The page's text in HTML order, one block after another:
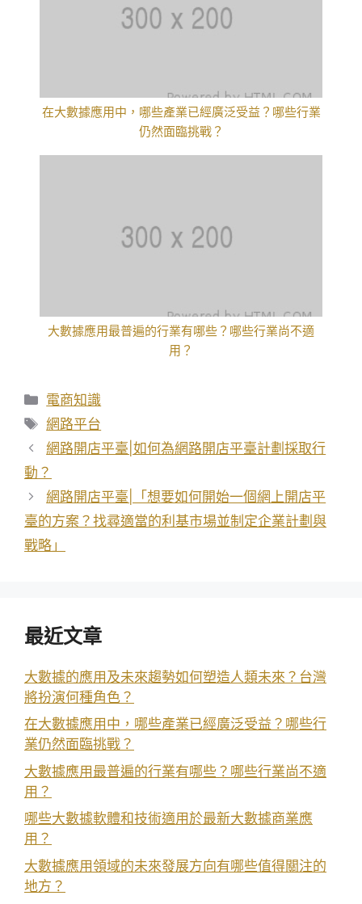
在大數據應用中，哪些產業已經廣泛受益？哪些行業
仍然面臨挑戰？
大數據應用最普遍的行業有哪些？哪些行業尚不適
用？
分
類
電商知識
標
籤
網路平台
網路開店平臺|如何為網路開店平臺計劃採取行
動？
網路開店平臺|「想要如何開始一個網上開店平
臺的方案？找尋適當的利基市場並制定企業計劃與
戰略」
最近文章
大數據的應用及未來趨勢如何塑造人類未來？台灣
將扮演何種角色？
在大數據應用中，哪些產業已經廣泛受益？哪些行
業仍然面臨挑戰？
大數據應用最普遍的行業有哪些？哪些行業尚不適
用？
哪些大數據軟體和技術適用於最新大數據商業應
用？
大數據應用領域的未來發展方向有哪些值得關注的
地方？